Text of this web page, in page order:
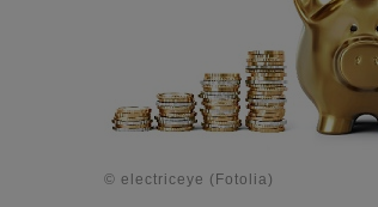
© electriceye (Fotolia)